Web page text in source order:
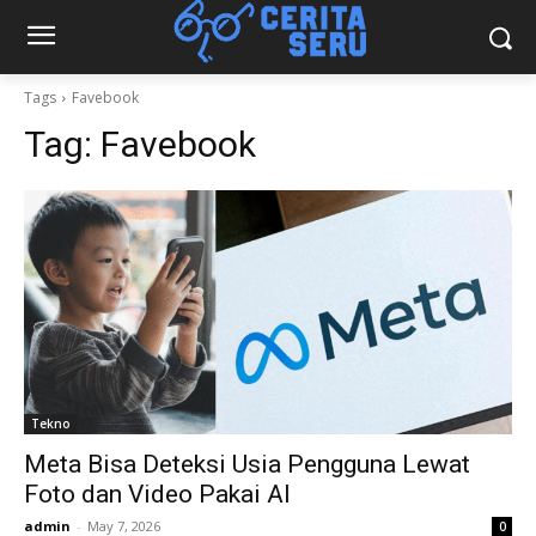
Tags Favebook
Tag: Favebook
Tekno
Meta Bisa Deteksi Usia Pengguna Lewat
Foto dan Video Pakai AI
admin - May 7, 2026 0